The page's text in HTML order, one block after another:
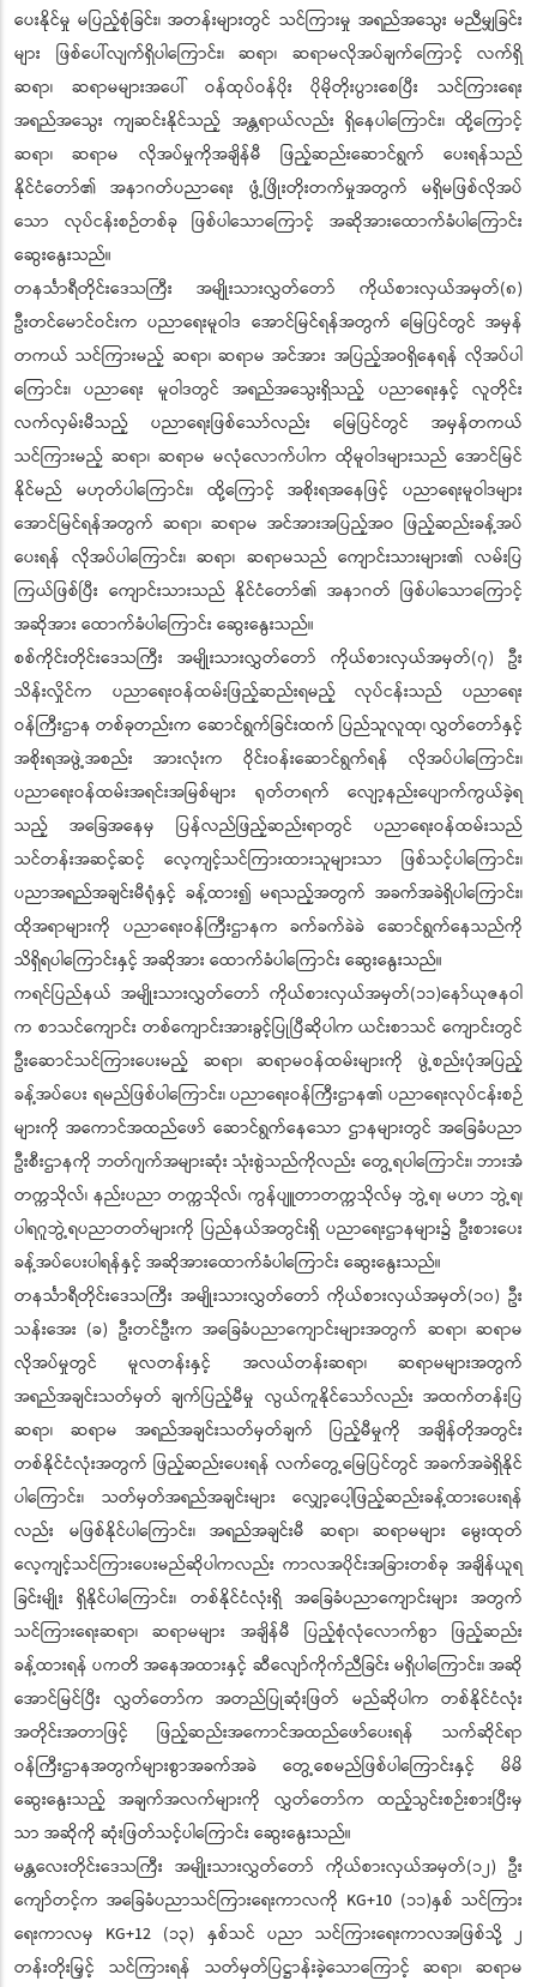
ပေးနိုင်မှု မပြည့်စုံခြင်း၊ အတန်းများတွင် သင်ကြားမှု အရည်အသွေး မညီမျှခြင်း
များ ဖြစ်ပေါ်လျက်ရှိပါကြောင်း၊ ဆရာ၊ ဆရာမလိုအပ်ချက်ကြောင့် လက်ရှိ
ဆရာ၊ ဆရာမများအပေါ် ဝန်ထုပ်ဝန်ပိုး ပိုမိုတိုးပွားစေပြီး သင်ကြားရေး
အရည်အသွေး ကျဆင်းနိုင်သည့် အန္တရာယ်လည်း ရှိနေပါကြောင်း၊ ထို့ကြောင့်
ဆရာ၊ ဆရာမ လိုအပ်မှုကိုအချိန်မီ ဖြည့်ဆည်းဆောင်ရွက် ပေးရန်သည်
နိုင်ငံတော်၏ အနာဂတ်ပညာရေး ဖွံ့ဖြိုးတိုးတက်မှုအတွက် မရှိမဖြစ်လိုအပ်
သော လုပ်ငန်းစဉ်တစ်ခု ဖြစ်ပါသောကြောင့် အဆိုအားထောက်ခံပါကြောင်း
ဆွေးနွေးသည်။
တနင်္သာရီတိုင်းဒေသကြီး အမျိုးသားလွှတ်တော် ကိုယ်စားလှယ်အမှတ်(၈)
ဦးတင်မောင်ဝင်းက ပညာရေးမူဝါဒ အောင်မြင်ရန်အတွက် မြေပြင်တွင် အမှန်
တကယ် သင်ကြားမည့် ဆရာ၊ ဆရာမ အင်အား အပြည့်အဝရှိနေရန် လိုအပ်ပါ
ကြောင်း၊ ပညာရေး မူဝါဒတွင် အရည်အသွေးရှိသည့် ပညာရေးနှင့် လူတိုင်း
လက်လှမ်းမီသည့် ပညာရေးဖြစ်သော်လည်း မြေပြင်တွင် အမှန်တကယ်
သင်ကြားမည့် ဆရာ၊ ဆရာမ မလုံလောက်ပါက ထိုမူဝါဒများသည် အောင်မြင်
နိုင်မည် မဟုတ်ပါကြောင်း၊ ထို့ကြောင့် အစိုးရအနေဖြင့် ပညာရေးမူဝါဒများ
အောင်မြင်ရန်အတွက် ဆရာ၊ ဆရာမ အင်အားအပြည့်အဝ ဖြည့်ဆည်းခန့်အပ်
ပေးရန် လိုအပ်ပါကြောင်း၊ ဆရာ၊ ဆရာမသည် ကျောင်းသားများ၏ လမ်းပြ
ကြယ်ဖြစ်ပြီး ကျောင်းသားသည် နိုင်ငံတော်၏ အနာဂတ် ဖြစ်ပါသောကြောင့်
အဆိုအား ထောက်ခံပါကြောင်း ဆွေးနွေးသည်။
စစ်ကိုင်းတိုင်းဒေသကြီး အမျိုးသားလွှတ်တော် ကိုယ်စားလှယ်အမှတ်(၇) ဦး
သိန်းလှိုင်က ပညာရေးဝန်ထမ်းဖြည့်ဆည်းရမည့် လုပ်ငန်းသည် ပညာရေး
ဝန်ကြီးဌာန တစ်ခုတည်းက ဆောင်ရွက်ခြင်းထက် ပြည်သူလူထု၊ လွှတ်တော်နှင့်
အစိုးရအဖွဲ့အစည်း အားလုံးက ဝိုင်းဝန်းဆောင်ရွက်ရန် လိုအပ်ပါကြောင်း၊
ပညာရေးဝန်ထမ်းအရင်းအမြစ်များ ရုတ်တရက် လျော့နည်းပျောက်ကွယ်ခဲ့ရ
သည့် အခြေအနေမှ ပြန်လည်ဖြည့်ဆည်းရာတွင် ပညာရေးဝန်ထမ်းသည်
သင်တန်းအဆင့်ဆင့် လေ့ကျင့်သင်ကြားထားသူများသာ ဖြစ်သင့်ပါကြောင်း၊
ပညာအရည်အချင်းမီရုံနှင့် ခန့်ထား၍ မရသည့်အတွက် အခက်အခဲရှိပါကြောင်း၊
ထိုအရာများကို ပညာရေးဝန်ကြီးဌာနက ခက်ခက်ခဲခဲ ဆောင်ရွက်နေသည်ကို
သိရှိရပါကြောင်းနှင့် အဆိုအား ထောက်ခံပါကြောင်း ဆွေးနွေးသည်။
ကရင်ပြည်နယ် အမျိုးသားလွှတ်တော် ကိုယ်စားလှယ်အမှတ်(၁၁)နော်ယုဇနဝါ
က စာသင်ကျောင်း တစ်ကျောင်းအားခွင့်ပြုပြီဆိုပါက ယင်းစာသင် ကျောင်းတွင်
ဦးဆောင်သင်ကြားပေးမည့် ဆရာ၊ ဆရာမဝန်ထမ်းများကို ဖွဲ့စည်းပုံအပြည့်
ခန့်အပ်ပေး ရမည်ဖြစ်ပါကြောင်း၊ ပညာရေးဝန်ကြီးဌာန၏ ပညာရေးလုပ်ငန်းစဉ်
များကို အကောင်အထည်ဖော် ဆောင်ရွက်နေသော ဌာနများတွင် အခြေခံပညာ
ဦးစီးဌာနကို ဘတ်ဂျက်အများဆုံး သုံးစွဲသည်ကိုလည်း တွေ့ရပါကြောင်း၊ ဘားအံ
တက္ကသိုလ်၊ နည်းပညာ တက္ကသိုလ်၊ ကွန်ပျူတာတက္ကသိုလ်မှ ဘွဲ့ရ၊ မဟာ ဘွဲ့ရ၊
ပါရဂူဘွဲ့ရပညာတတ်များကို ပြည်နယ်အတွင်းရှိ ပညာရေးဌာနများ၌ ဦးစားပေး
ခန့်အပ်ပေးပါရန်နှင့် အဆိုအားထောက်ခံပါကြောင်း ဆွေးနွေးသည်။
တနင်္သာရီတိုင်းဒေသကြီး အမျိုးသားလွှတ်တော် ကိုယ်စားလှယ်အမှတ်(၁၀) ဦး
သန်းအေး (ခ) ဦးတင်ဦးက အခြေခံပညာကျောင်းများအတွက် ဆရာ၊ ဆရာမ
လိုအပ်မှုတွင် မူလတန်းနှင့် အလယ်တန်းဆရာ၊ ဆရာမများအတွက်
အရည်အချင်းသတ်မှတ် ချက်ပြည့်မီမှု လွယ်ကူနိုင်သော်လည်း အထက်တန်းပြ
ဆရာ၊ ဆရာမ အရည်အချင်းသတ်မှတ်ချက် ပြည့်မီမှုကို အချိန်တိုအတွင်း
တစ်နိုင်ငံလုံးအတွက် ဖြည့်ဆည်းပေးရန် လက်တွေ့မြေပြင်တွင် အခက်အခဲရှိနိုင်
ပါကြောင်း၊ သတ်မှတ်အရည်အချင်းများ လျှော့ပေါ့ဖြည့်ဆည်းခန့်ထားပေးရန်
လည်း မဖြစ်နိုင်ပါကြောင်း၊ အရည်အချင်းမီ ဆရာ၊ ဆရာမများ မွေးထုတ်
လေ့ကျင့်သင်ကြားပေးမည်ဆိုပါကလည်း ကာလအပိုင်းအခြားတစ်ခု အချိန်ယူရ
ခြင်းမျိုး ရှိနိုင်ပါကြောင်း၊ တစ်နိုင်ငံလုံးရှိ အခြေခံပညာကျောင်းများ အတွက်
သင်ကြားရေးဆရာ၊ ဆရာမများ အချိန်မီ ပြည့်စုံလုံလောက်စွာ ဖြည့်ဆည်း
ခန့်ထားရန် ပကတိ အနေအထားနှင့် ဆီလျော်ကိုက်ညီခြင်း မရှိပါကြောင်း၊ အဆို
အောင်မြင်ပြီး လွှတ်တော်က အတည်ပြုဆုံးဖြတ် မည်ဆိုပါက တစ်နိုင်ငံလုံး
အတိုင်းအတာဖြင့် ဖြည့်ဆည်းအကောင်အထည်ဖော်ပေးရန် သက်ဆိုင်ရာ
ဝန်ကြီးဌာနအတွက်များစွာအခက်အခဲ တွေ့စေမည်ဖြစ်ပါကြောင်းနှင့် မိမိ
ဆွေးနွေးသည့် အချက်အလက်များကို လွှတ်တော်က ထည့်သွင်းစဉ်းစားပြီးမှ
သာ အဆိုကို ဆုံးဖြတ်သင့်ပါကြောင်း ဆွေးနွေးသည်။
မန္တလေးတိုင်းဒေသကြီး အမျိုးသားလွှတ်တော် ကိုယ်စားလှယ်အမှတ်(၁၂) ဦး
ကျော်တင့်က အခြေခံပညာသင်ကြားရေးကာလကို KG+10 (၁၁)နှစ် သင်ကြား
ရေးကာလမှ KG+12 (၁၃) နှစ်သင် ပညာ သင်ကြားရေးကာလအဖြစ်သို့ ၂
တန်းတိုးမြှင့် သင်ကြားရန် သတ်မှတ်ပြဋ္ဌာန်းခဲ့သောကြောင့် ဆရာ၊ ဆရာမ